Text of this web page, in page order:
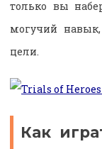
только вы
могучий
цели.
Как